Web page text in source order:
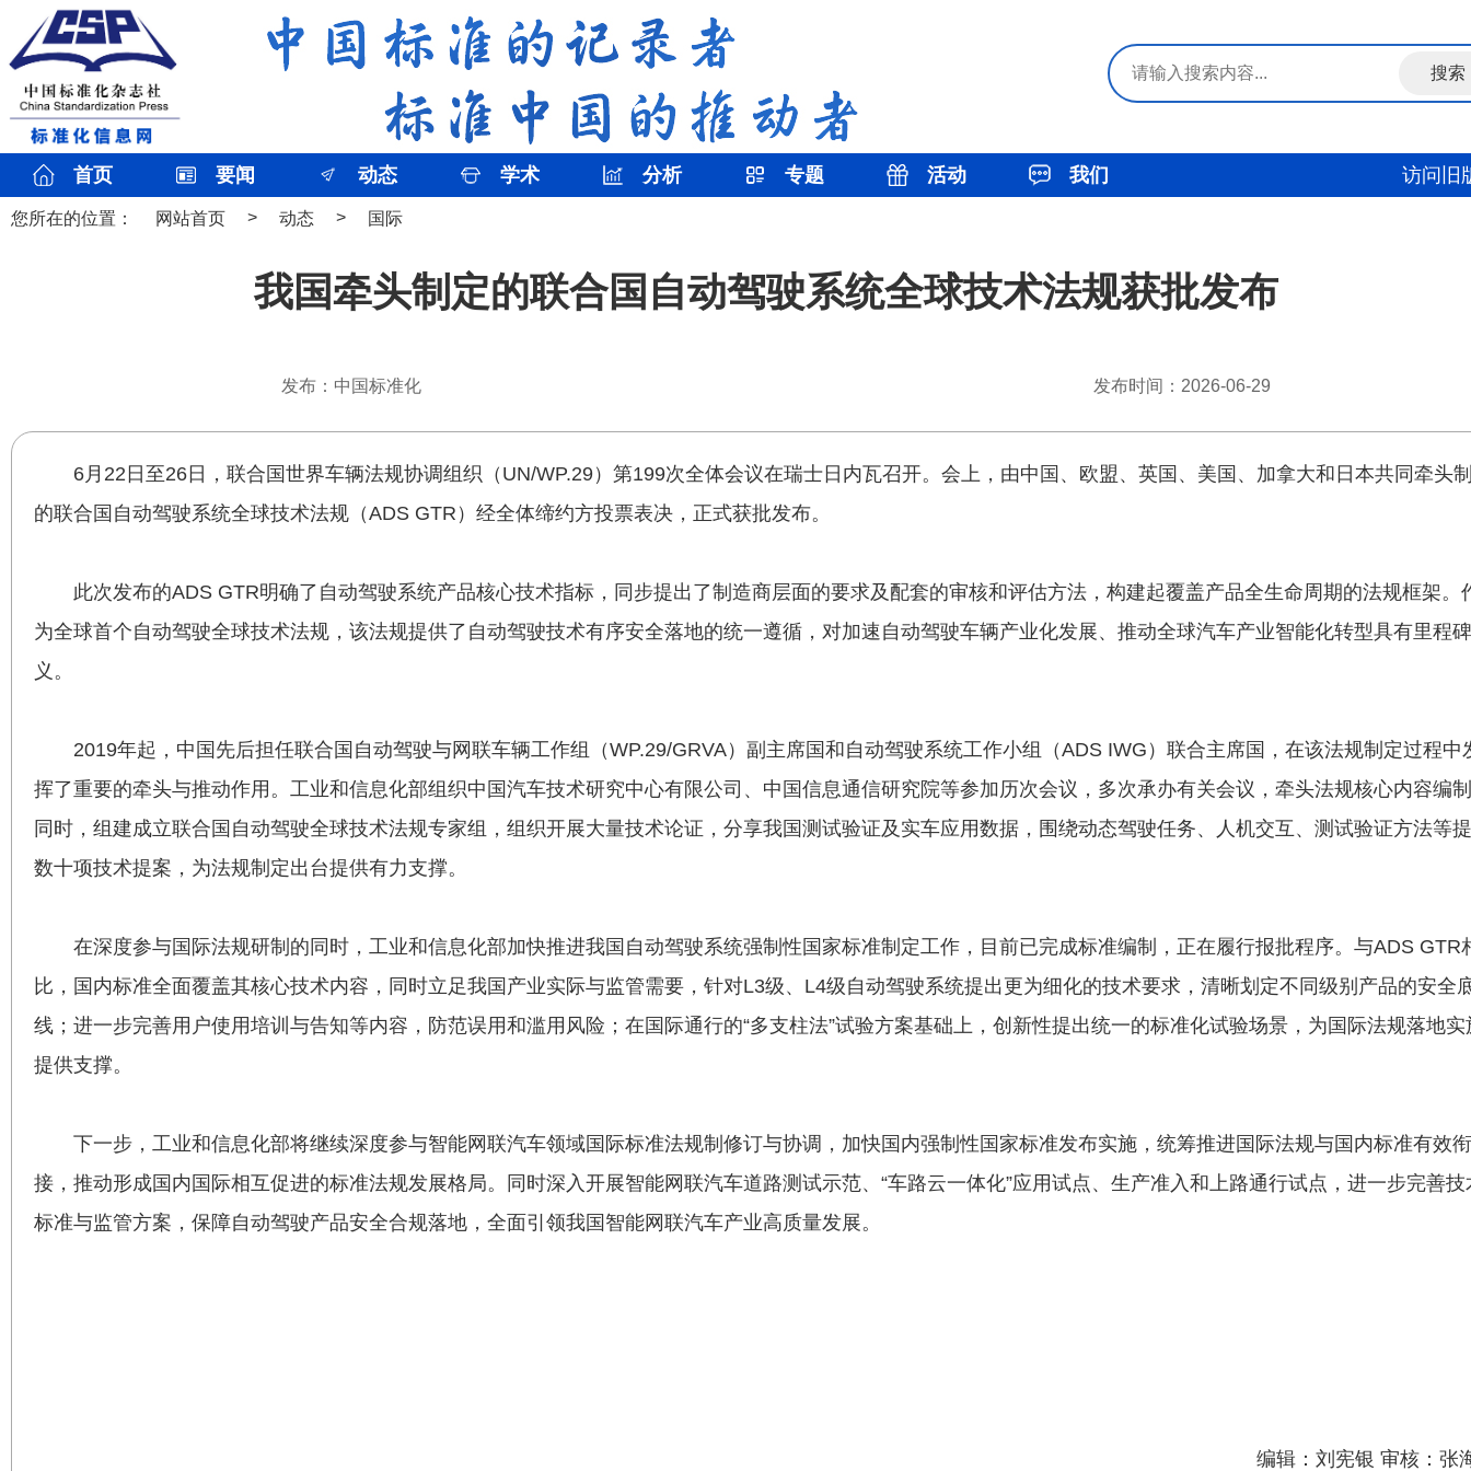
首页 要闻 动态 学术 分析 专题 活动 我们 访问旧
您所在的位置： 网站首页 > 动态 > 国际
我国牵头制定的联合国自动驾驶系统全球技术法规获批发布
发布：中国标准化 发布时间：2026-06-29
6月22日至26日，联合国世界车辆法规协调组织（UN/WP.29）第199次全体会议在瑞士日内瓦召开。会上，由中国、欧盟、英国、美国、加拿大和日本共同牵头
的联合国自动驾驶系统全球技术法规（ADS GTR）经全体缔约方投票表决，正式获批发布。
此次发布的ADS GTR明确了自动驾驶系统产品核心技术指标，同步提出了制造商层面的要求及配套的审核和评估方法，构建起覆盖产品全生命周期的法规框架。
为全球首个自动驾驶全球技术法规，该法规提供了自动驾驶技术有序安全落地的统一遵循，对加速自动驾驶车辆产业化发展、推动全球汽车产业智能化转型具有里程
义。
2019年起，中国先后担任联合国自动驾驶与网联车辆工作组（WP.29/GRVA）副主席国和自动驾驶系统工作小组（ADS IWG）联合主席国，在该法规制定过程中
挥了重要的牵头与推动作用。工业和信息化部组织中国汽车技术研究中心有限公司、中国信息通信研究院等参加历次会议，多次承办有关会议，牵头法规核心内容编
同时，组建成立联合国自动驾驶全球技术法规专家组，组织开展大量技术论证，分享我国测试验证及实车应用数据，围绕动态驾驶任务、人机交互、测试验证方法等
数十项技术提案，为法规制定出台提供有力支撑。
在深度参与国际法规研制的同时，工业和信息化部加快推进我国自动驾驶系统强制性国家标准制定工作，目前已完成标准编制，正在履行报批程序。与ADS GTR
比，国内标准全面覆盖其核心技术内容，同时立足我国产业实际与监管需要，针对L3级、L4级自动驾驶系统提出更为细化的技术要求，清晰划定不同级别产品的安全
线；进一步完善用户使用培训与告知等内容，防范误用和滥用风险；在国际通行的“多支柱法”试验方案基础上，创新性提出统一的标准化试验场景，为国际法规落地实
提供支撑。
下一步，工业和信息化部将继续深度参与智能网联汽车领域国际标准法规制修订与协调，加快国内强制性国家标准发布实施，统筹推进国际法规与国内标准有效衔
接，推动形成国内国际相互促进的标准法规发展格局。同时深入开展智能网联汽车道路测试示范、“车路云一体化”应用试点、生产准入和上路通行试点，进一步完善技
标准与监管方案，保障自动驾驶产品安全合规落地，全面引领我国智能网联汽车产业高质量发展。
编辑：刘宪银 审核：张